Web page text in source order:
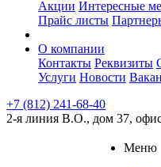
Акции Интересные
Прайс листы
О компании
Контакты Реквизиты
Услуги Новости
+7 (812) 241-68-40
2-я линия В.О., дом 37,
Меню